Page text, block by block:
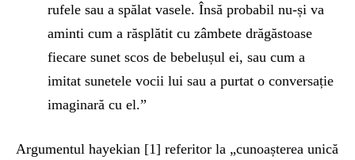
rufele sau a spălat vasele. Însă probabil nu-și va
aminti cum a răsplătit cu zâmbete drăgăstoase
fiecare sunet scos de bebelușul ei, sau cum a
imitat sunetele vocii lui sau a purtat o conversație
imaginară cu el.”
Argumentul hayekian [1] referitor la „cunoașterea unică